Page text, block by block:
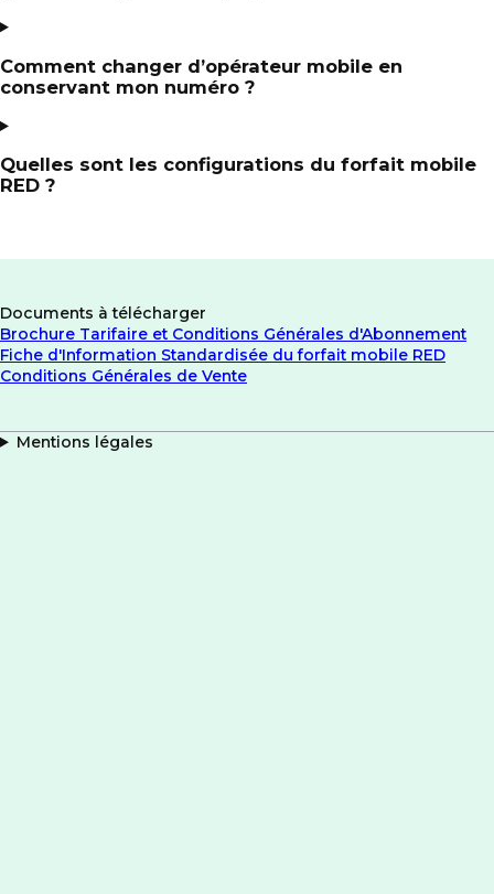
Comment changer d’opérateur mobile en
conservant mon numéro ?
Quelles sont les configurations du forfait mobile
RED ?
Documents à télécharger
Brochure Tarifaire et Conditions Générales d'Abonnement
Fiche d'Information Standardisée du forfait mobile RED
Conditions Générales de Vente
Mentions légales